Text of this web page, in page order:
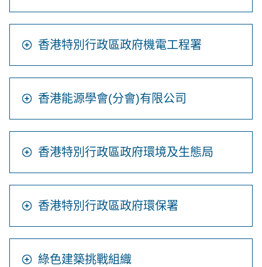
香港特別行政區政府機電工程署
香港能源學會(分會)有限公司
香港特別行政區政府環境及生態局
香港特別行政區政府環保署
綠色建築挑戰組織